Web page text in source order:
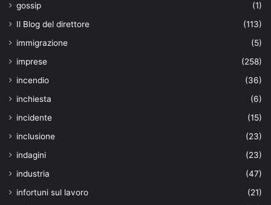
gossip
(1)
Il Blog del direttore
(113)
immigrazione
(5)
imprese
(258)
incendio
(36)
inchiesta
(6)
incidente
(15)
inclusione
(23)
indagini
(23)
industria
(47)
infortuni sul lavoro
(21)